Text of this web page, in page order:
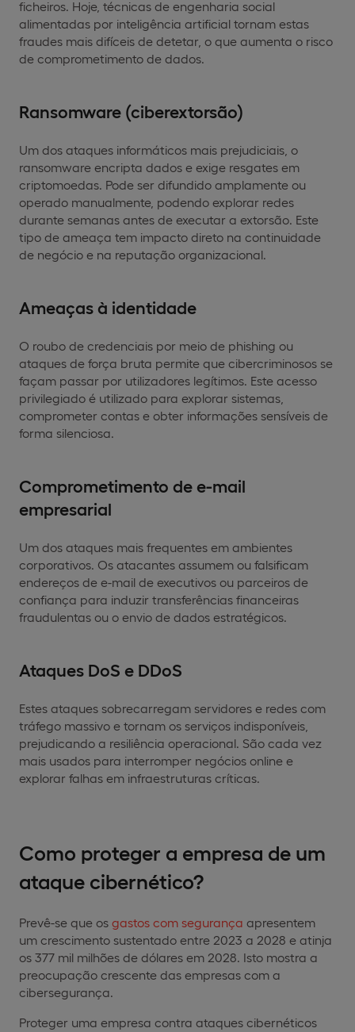
ficheiros. Hoje, técnicas de engenharia social
alimentadas por inteligência artificial tornam estas
fraudes mais difíceis de detetar, o que aumenta o risco
de comprometimento de dados.
Ransomware (ciberextorsão)
Um dos ataques informáticos mais prejudiciais, o
ransomware encripta dados e exige resgates em
criptomoedas. Pode ser difundido amplamente ou
operado manualmente, podendo explorar redes
durante semanas antes de executar a extorsão. Este
tipo de ameaça tem impacto direto na continuidade
de negócio e na reputação organizacional.
Ameaças à identidade
O roubo de credenciais por meio de phishing ou
ataques de força bruta permite que cibercriminosos se
façam passar por utilizadores legítimos. Este acesso
privilegiado é utilizado para explorar sistemas,
comprometer contas e obter informações sensíveis de
forma silenciosa.
Comprometimento de e-mail
empresarial
Um dos ataques mais frequentes em ambientes
corporativos. Os atacantes assumem ou falsificam
endereços de e-mail de executivos ou parceiros de
confiança para induzir transferências financeiras
fraudulentas ou o envio de dados estratégicos.
Ataques DoS e DDoS
Estes ataques sobrecarregam servidores e redes com
tráfego massivo e tornam os serviços indisponíveis,
prejudicando a resiliência operacional. São cada vez
mais usados para interromper negócios online e
explorar falhas em infraestruturas críticas.
Como proteger a empresa de um
ataque cibernético?
Prevê-se que os gastos com segurança apresentem
um crescimento sustentado entre 2023 a 2028 e atinja
os 377 mil milhões de dólares em 2028. Isto mostra a
preocupação crescente das empresas com a
cibersegurança.
Proteger uma empresa contra ataques cibernéticos